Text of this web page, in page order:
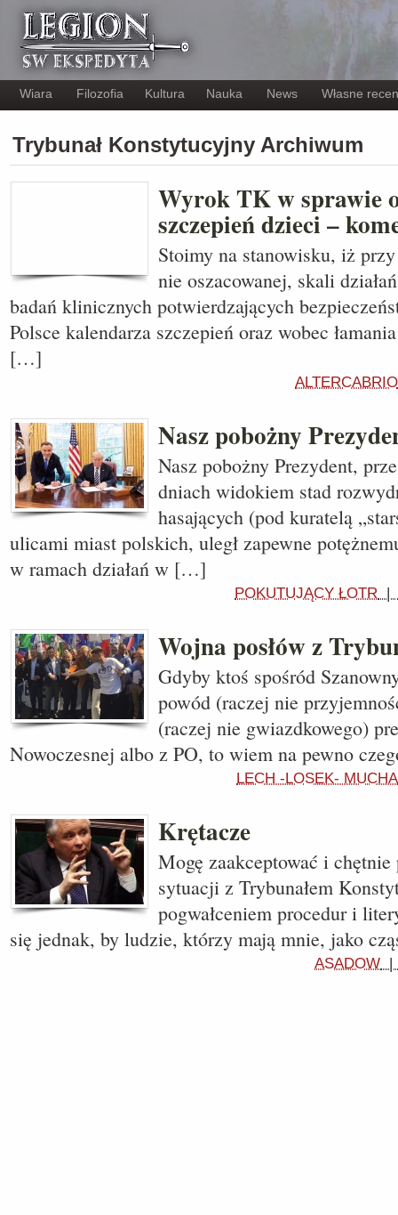
Wiara Filozofia Kultura Nauka News Własne
Trybunał Konstytucyjny Archiwum
Wyrok TK w sprawie
szczepień dzieci –
Stoimy na stanowisku, iż
nie oszacowanej, skali
badań klinicznych potwierdzających
Polsce kalendarza szczepień oraz wobec
[…]
ALTERCABRIO
Nasz pobożny
Nasz pobożny Prezydent,
dniach widokiem stad
hasających (pod kuratelą
ulicami miast polskich, uległ zapewne
w ramach działań w […]
POKUTUJĄCY ŁOTR |
Wojna posłów z
Gdyby ktoś spośród
powód (raczej nie
(raczej nie gwiazdkowego)
Nowoczesnej albo z PO, to wiem na pewno
LECH -LOSEK- MUCHA
Krętacze
Mogę zaakceptować i
sytuacji z Trybunałem
pogwałceniem procedur i
się jednak, by ludzie, którzy mają mnie, jako
ASADOW